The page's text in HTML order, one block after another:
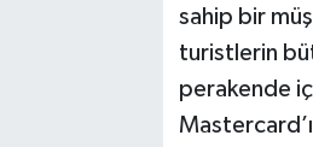
sahip bir
turistlerin
perakende